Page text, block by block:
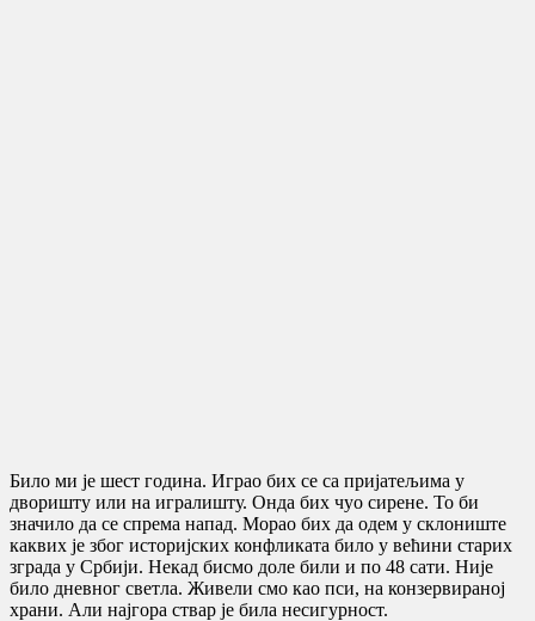
Било ми је шест година. Играо бих се са пријатељима у
дворишту или на игралишту. Онда бих чуо сирене. То би
значило да се спрема напад. Морао бих да одем у склониште
каквих је због историјских конфликата било у већини старих
зграда у Србији. Некад бисмо доле били и по 48 сати. Није
било дневног светла. Живели смо као пси, на конзервираној
храни. Али најгора ствар је била несигурност.